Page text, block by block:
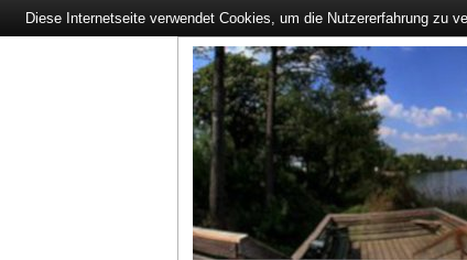
Diese Internetseite verwendet Cookies, um die Nutzererfahrung zu